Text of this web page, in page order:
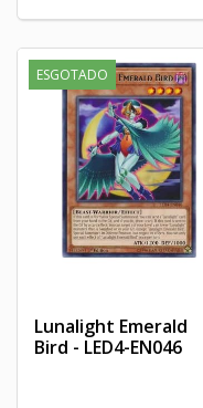
ESGOTADO
Lunalight Emerald
Bird - LED4-EN046